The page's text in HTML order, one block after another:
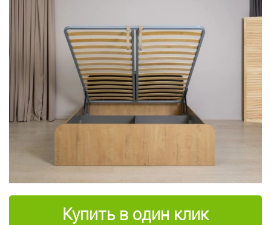
Купить в один клик